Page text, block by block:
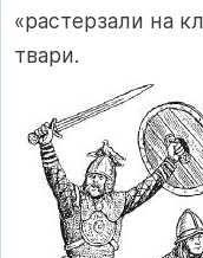
«растерзали на
твари.